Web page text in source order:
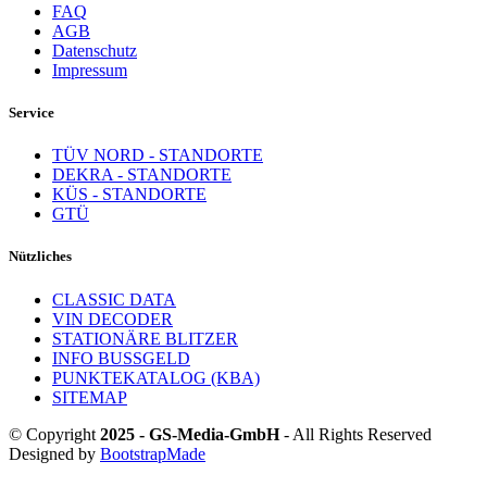
FAQ
AGB
Datenschutz
Impressum
Service
TÜV NORD - STANDORTE
DEKRA - STANDORTE
KÜS - STANDORTE
GTÜ
Nützliches
CLASSIC DATA
VIN DECODER
STATIONÄRE BLITZER
INFO BUSSGELD
PUNKTEKATALOG (KBA)
SITEMAP
© Copyright 2025 - GS-Media-GmbH- All Rights Reserved
Designed by BootstrapMade